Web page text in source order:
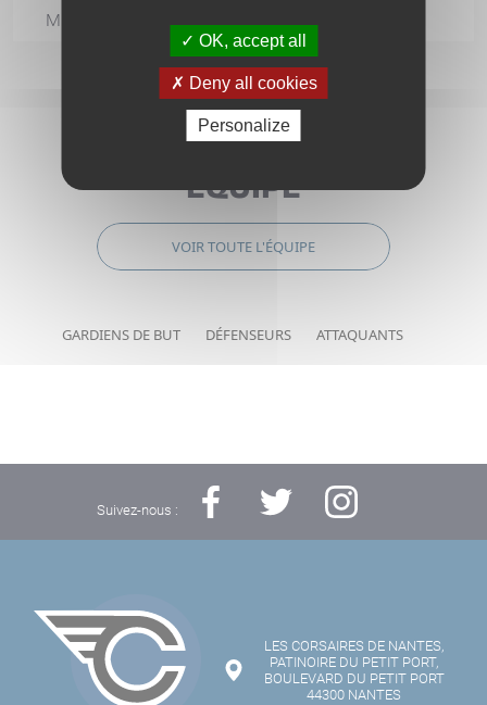
Minutes de pénalité
ÉQUIPE
VOIR TOUTE L'ÉQUIPE
GARDIENS DE BUT DÉFENSEURS ATTAQUANTS
Suivez-nous :
LES CORSAIRES DE NANTES,
PATINOIRE DU PETIT PORT,
BOULEVARD DU PETIT PORT
44300 NANTES
OK, accept all
Deny all cookies
Personalize